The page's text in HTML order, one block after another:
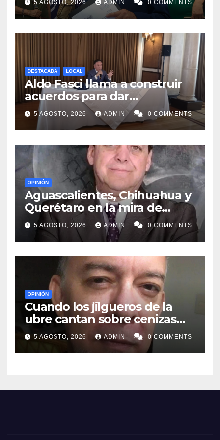
gubernatura de NL
5 AGOSTO, 2026 ADMIN 0 COMMENTS
DESTACADA LOCAL
Aldo Fasci llama a construir
acuerdos para dar
gobernabilidad a Nuevo León
5 AGOSTO, 2026 ADMIN 0 COMMENTS
OPINIÓN
Aguascalientes, Chihuahua y
Querétaro en la mira de
MORENA
5 AGOSTO, 2026 ADMIN 0 COMMENTS
OPINIÓN
Cuando los jilgueros de la
ubre cantan sobre cenizas
ajenas
5 AGOSTO, 2026 ADMIN 0 COMMENTS